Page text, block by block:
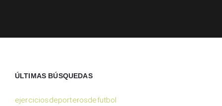
ÚLTIMAS BÚSQUEDAS
ejerciciosdeporterosdefutbol